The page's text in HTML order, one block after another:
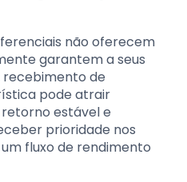
não oferecem
garantem a seus
de
pode atrair
estável e
prioridade nos
fluxo de rendimento